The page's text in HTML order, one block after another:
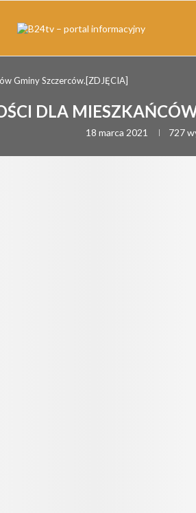
Gminy Szczerców.[ZDJĘCIA]
DLA
18 marca 2021 727